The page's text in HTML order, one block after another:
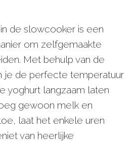
de slowcooker is een
om zelfgemaakte
Met behulp van de
je de perfecte temperatuur
yoghurt langzaam laten
gewoon melk en
laat het enkele uren
van heerlijke